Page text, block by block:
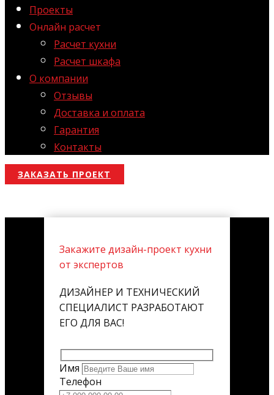
Проекты
Онлайн расчет
Расчет кухни
Расчет шкафа
О компании
Отзывы
Доставка и оплата
Гарантия
Контакты
ЗАКАЗАТЬ ПРОЕКТ
Закажите дизайн-проект кухни
от экспертов
ДИЗАЙНЕР И ТЕХНИЧЕСКИЙ
СПЕЦИАЛИСТ РАЗРАБОТАЮТ
ЕГО ДЛЯ ВАС!
Имя
Телефон